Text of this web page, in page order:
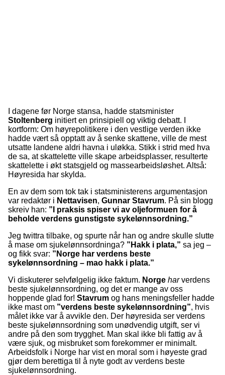
I dagene før Norge stansa, hadde statsminister
Stoltenberg initiert en prinsipiell og viktig debatt. I
kortform: Om høyrepolitikere i den vestlige verden ikke
hadde vært så opptatt av å senke skattene, ville de mest
utsatte landene aldri havna i uløkka. Stikk i strid med hva
de sa, at skattelette ville skape arbeidsplasser, resulterte
skattelette i økt statsgjeld og massearbeidsløshet. Altså:
Høyresida har skylda.
En av dem som tok tak i statsministerens argumentasjon
var redaktør i Nettavisen, Gunnar Stavrum. På sin blogg
skreiv han: ”I praksis spiser vi av oljeformuen for å
beholde verdens gunstigste sykelønnsordning.”
Jeg twittra tilbake, og spurte når han og andre skulle slutte
å mase om sjukelønnsordninga? ”Hakk i plata,” sa jeg –
og fikk svar: ”Norge har verdens beste
sykelønnsordning – mao hakk i plata.”
Vi diskuterer selvfølgelig ikke faktum. Norge harverdens
beste sjukelønnsordning, og det er mange av oss
hoppende glad for! Stavrum og hans meningsfeller hadde
ikke mast om ”verdens beste sykelønnsordning”, hvis
målet ikke var å avvikle den. Der høyresida ser verdens
beste sjukelønnsordning som unødvendig utgift, ser vi
andre på den som trygghet. Man skal ikke bli fattig av å
være sjuk, og misbruket som forekommer er minimalt.
Arbeidsfolk i Norge har vist en moral som i høyeste grad
gjør dem berettiga til å nyte godt av verdens beste
sjukelønnsordning.